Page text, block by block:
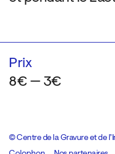
Prix
8€ — 3€
© Centre de la Gravure et de